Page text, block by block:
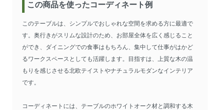
この商品を使ったコーディネート例
このテーブルは、シンプルでおしゃれな空間を求める方に最適で
す。奥行きがスリムな設計のため、お部屋全体を広く感じること
ができ、ダイニングでの食事はもちろん、集中して仕事がはかど
るワークスペースとしても活躍します。目指すは、上質な木の温
もりを感じさせる北欧テイストやナチュラルモダンなインテリア
です。
コーディネートには、テーブルのホワイトオーク材と調和する木